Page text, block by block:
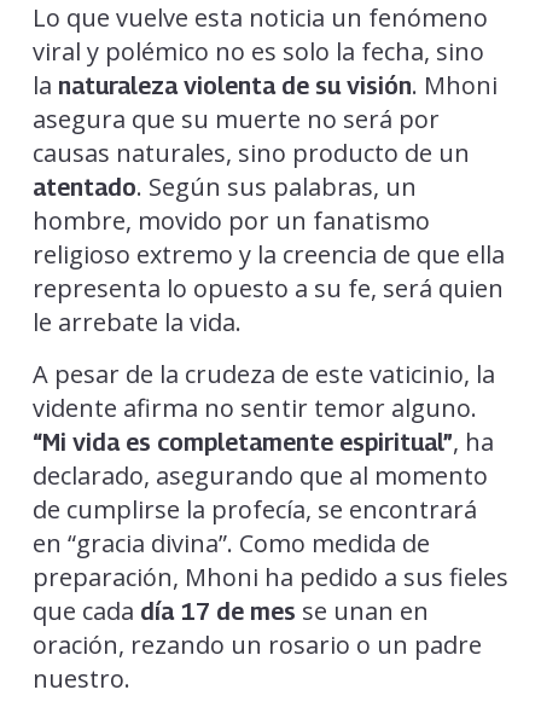
Lo que vuelve esta noticia un fenómeno
viral y polémico no es solo la fecha, sino
la naturaleza violenta de su visión. Mhoni
asegura que su muerte no será por
causas naturales, sino producto de un
atentado. Según sus palabras, un
hombre, movido por un fanatismo
religioso extremo y la creencia de que ella
representa lo opuesto a su fe, será quien
le arrebate la vida.
A pesar de la crudeza de este vaticinio, la
vidente afirma no sentir temor alguno.
“Mi vida es completamente espiritual”, ha
declarado, asegurando que al momento
de cumplirse la profecía, se encontrará
en “gracia divina”. Como medida de
preparación, Mhoni ha pedido a sus fieles
que cada día 17 de mes se unan en
oración, rezando un rosario o un padre
nuestro.